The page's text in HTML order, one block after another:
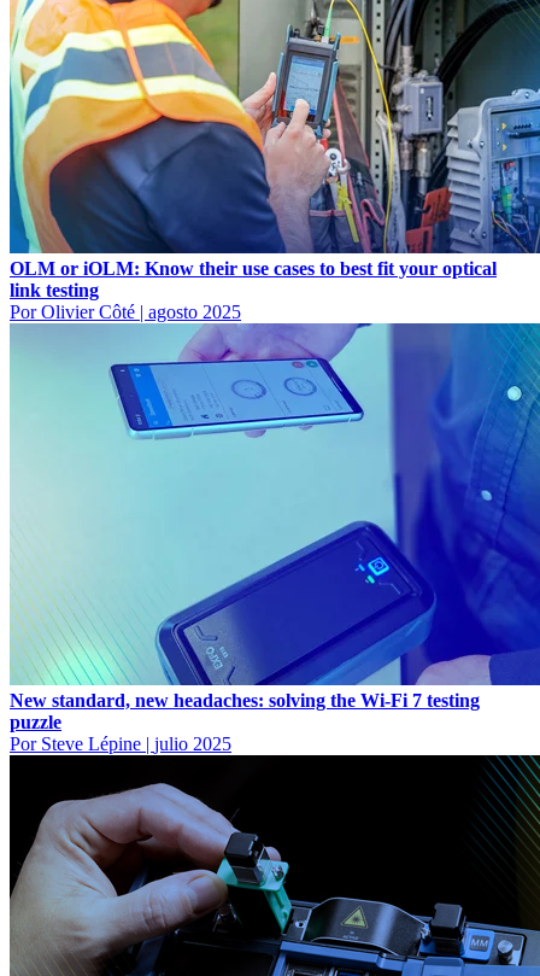
OLM or iOLM: Know their use cases to best fit your optical
link testing
Por Olivier Côté | agosto 2025
New standard, new headaches: solving the Wi-Fi 7 testing
puzzle
Por Steve Lépine | julio 2025